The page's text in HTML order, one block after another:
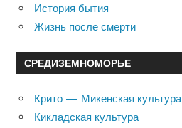
История бытия
Жизнь после смерти
СРЕДИЗЕМНОМОРЬЕ
Крито — Микенская культура
Кикладская культура